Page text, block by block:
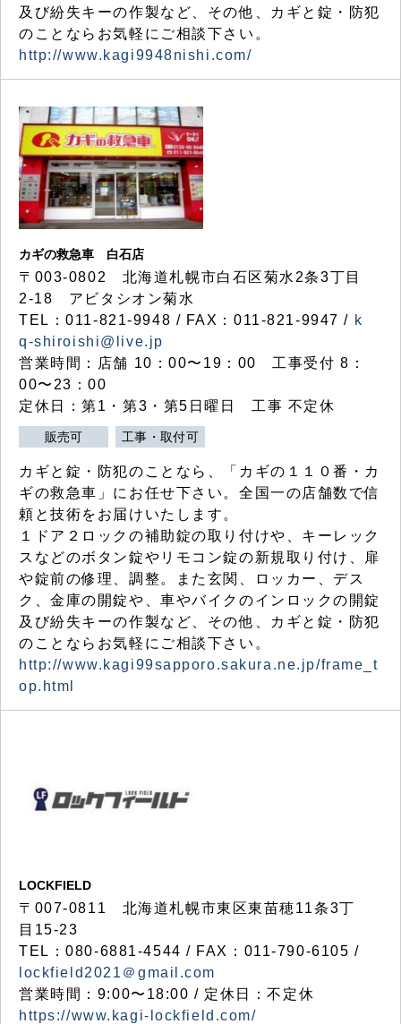
及び紛失キーの作製など、その他、カギと錠・防犯
のことならお気軽にご相談下さい。
http://www.kagi9948nishi.com/
カギの救急車 白石店
〒003-0802 北海道札幌市白石区菊水2条3丁目
2-18 アビタシオン菊水
TEL：011-821-9948 / FAX：011-821-9947 / k
q-shiroishi@live.jp
営業時間：店舗 10：00〜19：00 工事受付 8：
00〜23：00
定休日：第1・第3・第5日曜日 工事 不定休
販売可 工事・取付可
カギと錠・防犯のことなら、「カギの１１０番・カ
ギの救急車」にお任せ下さい。全国一の店舗数で信
頼と技術をお届けいたします。
１ドア２ロックの補助錠の取り付けや、キーレック
スなどのボタン錠やリモコン錠の新規取り付け、扉
や錠前の修理、調整。また玄関、ロッカー、デス
ク、金庫の開錠や、車やバイクのインロックの開錠
及び紛失キーの作製など、その他、カギと錠・防犯
のことならお気軽にご相談下さい。
http://www.kagi99sapporo.sakura.ne.jp/frame_t
op.html
LOCKFIELD
〒007-0811 北海道札幌市東区東苗穂11条3丁
目15-23
TEL：080-6881-4544 / FAX：011-790-6105 /
lockfield2021＠gmail.com
営業時間：9:00〜18:00 / 定休日：不定休
https://www.kagi-lockfield.com/